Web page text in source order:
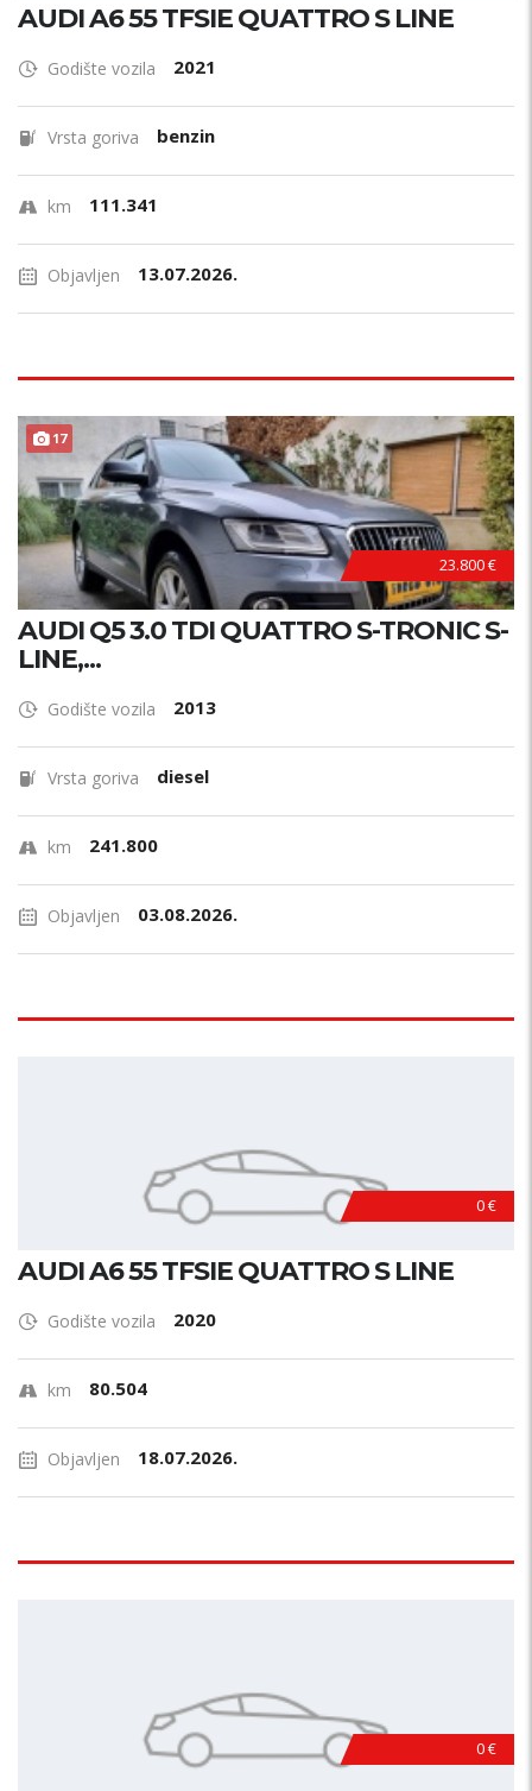
AUDI A6 55 TFSIE QUATTRO S LINE
Godište vozila 2021
Vrsta goriva benzin
km 111.341
Objavljen 13.07.2026.
17
23.800 €
AUDI Q5 3.0 TDI QUATTRO S-TRONIC S-
LINE,...
Godište vozila 2013
Vrsta goriva diesel
km 241.800
Objavljen 03.08.2026.
0 €
AUDI A6 55 TFSIE QUATTRO S LINE
Godište vozila 2020
km 80.504
Objavljen 18.07.2026.
0 €